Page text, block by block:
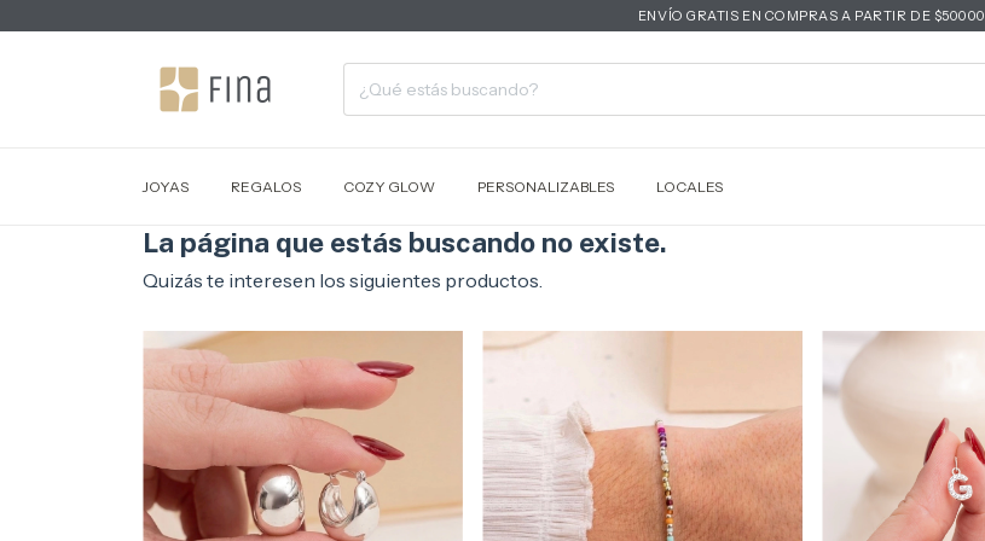
ENVÍO GRATIS EN COMPRAS A PARTIR DE $50000
JOYAS REGALOS COZY GLOW PERSONALIZABLES LOCALES
La página que estás buscando no existe.
Quizás te interesen los siguientes productos.